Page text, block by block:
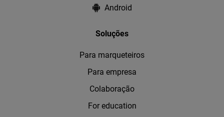
Android
Soluções
Para marqueteiros
Para empresa
Colaboração
For education